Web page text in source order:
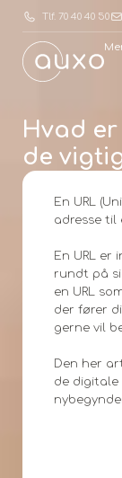
Tlf. 70 40 40 50
Hvad
de
En URL
adresse til
En URL
rundt på
en URL
der fører
gerne vil
Den her
de digitale